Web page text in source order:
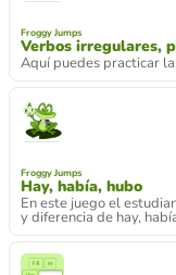
Froggy Jumps
Verbos irregulares,
Aquí puedes practicar
Froggy Jumps
Hay, había, hubo
En este juego el
y diferencia de hay,